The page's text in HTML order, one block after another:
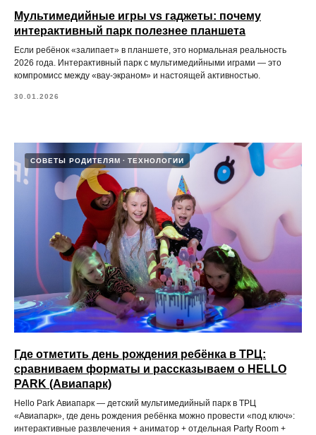
Мультимедийные игры vs гаджеты: почему
интерактивный парк полезнее планшета
Если ребёнок «залипает» в планшете, это нормальная реальность
2026 года. Интерактивный парк с мультимедийными играми — это
компромисс между «вау‑экраном» и настоящей активностью.
30.01.2026
СОВЕТЫ РОДИТЕЛЯМ ТЕХНОЛОГИИ
Где отметить день рождения ребёнка в ТРЦ:
сравниваем форматы и рассказываем о HELLO
PARK (Авиапарк)
Hello Park Авиапарк — детский мультимедийный парк в ТРЦ
«Авиапарк», где день рождения ребёнка можно провести «под ключ»:
интерактивные развлечения + аниматор + отдельная Party Room +